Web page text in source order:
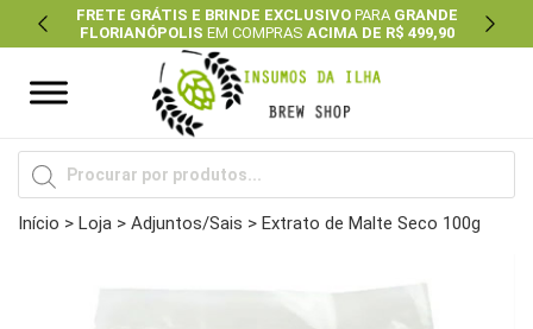
FRETE GRÁTIS E BRINDE EXCLUSIVOPARA GRANDE
FLORIANÓPOLIS EM COMPRAS ACIMA DE R$ 499,90
Previous Next
Pesquisar
produtos
Início > Loja > Adjuntos/Sais > Extrato de Malte Seco 100g